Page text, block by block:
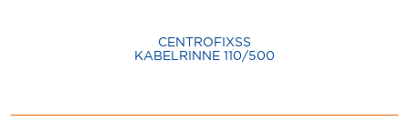
CENTROFIXSS
KABELRINNE 110/500